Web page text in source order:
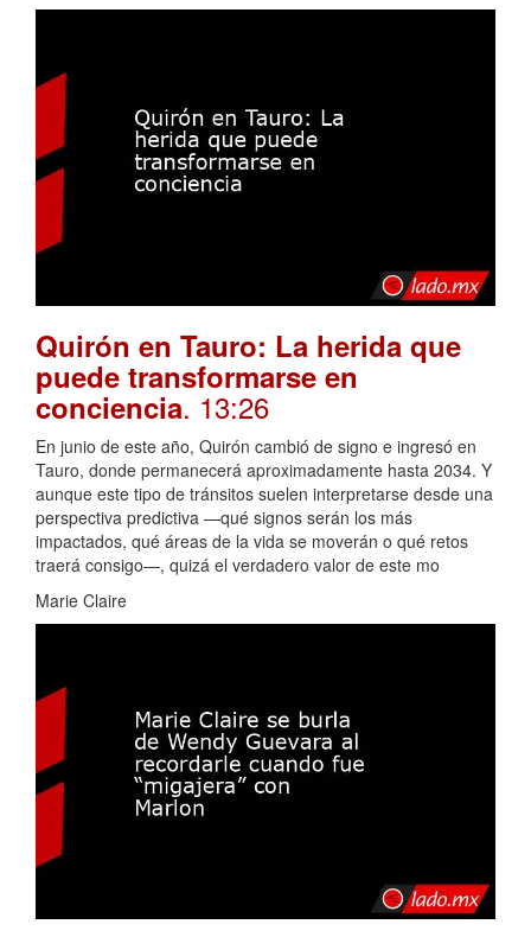
Quirón en Tauro: La herida que
puede transformarse en
conciencia. 13:26
En junio de este año, Quirón cambió de signo e ingresó en
Tauro, donde permanecerá aproximadamente hasta 2034. Y
aunque este tipo de tránsitos suelen interpretarse desde una
perspectiva predictiva —qué signos serán los más
impactados, qué áreas de la vida se moverán o qué retos
traerá consigo—, quizá el verdadero valor de este mo
Marie Claire